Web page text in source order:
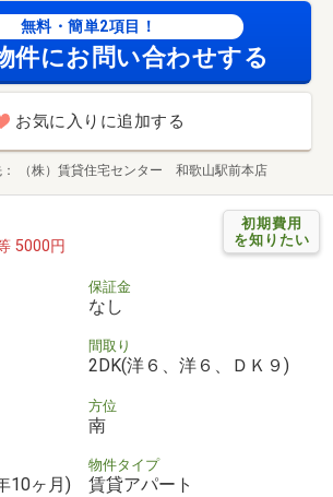
無料・簡単2項目！
件にお問い合わせする
お気に入りに追加する
（株）賃貸住宅センター 和歌山駅前本店
初期費用
を知りたい
5000円
保証金
なし
間取り
2DK(洋６、洋６、ＤＫ９)
方位
南
10ヶ月)
物件タイプ
賃貸アパート